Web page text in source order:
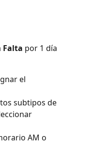
Falta por 1 día
el
subtipos de
AM o